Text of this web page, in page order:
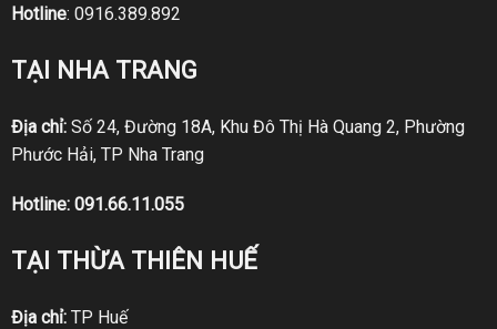
Hotline: 0916.389.892
TẠI NHA TRANG
Địa chỉ:Số 24, Đường 18A, Khu Đô Thị Hà Quang 2, Phường
Phước Hải, TP Nha Trang
Hotline: 091.66.11.055
TẠI THỪA THIÊN HUẾ
Địa chỉ:TP Huế